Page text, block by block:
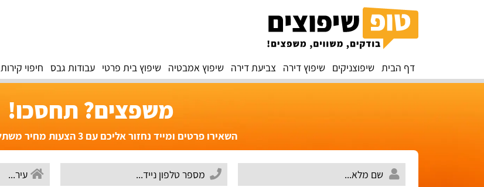
דף הבית שיפוצניקים שיפוץ דירה צביעת דירה שיפוץ אמבטיה שיפוץ בית פרטי עבודות גבס חיפוי קירות
משפצים? תחסכו!
השאירו פרטים ומייד נחזור אליכם עם 3 הצעות מחיר משתלמות במיוחד!